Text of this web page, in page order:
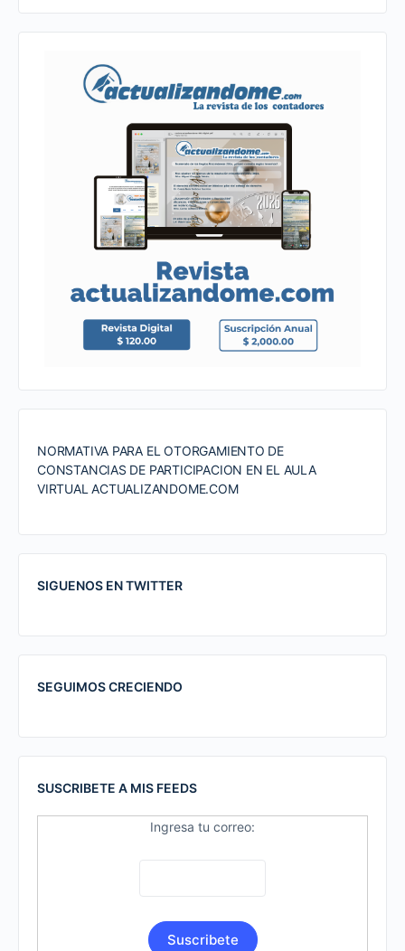
NORMATIVA PARA EL OTORGAMIENTO DE
CONSTANCIAS DE PARTICIPACION EN EL AULA
VIRTUAL ACTUALIZANDOME.COM
SIGUENOS EN TWITTER
SEGUIMOS CRECIENDO
SUSCRIBETE A MIS FEEDS
Ingresa tu correo: